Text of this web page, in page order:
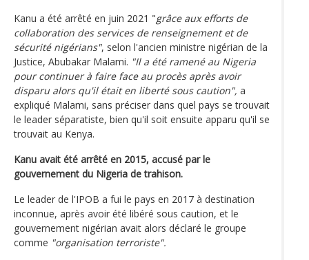
Kanu a été arrêté en juin 2021 "grâce aux efforts de
collaboration des services de renseignement et de
sécurité nigérians", selon l'ancien ministre nigérian de la
Justice, Abubakar Malami. "Il a été ramené au Nigeria
pour continuer à faire face au procès après avoir
disparu alors qu'il était en liberté sous caution", a
expliqué Malami, sans préciser dans quel pays se trouvait
le leader séparatiste, bien qu'il soit ensuite apparu qu'il se
trouvait au Kenya.
Kanu avait été arrêté en 2015, accusé par le
gouvernement du Nigeria de trahison.
Le leader de l'IPOB a fui le pays en 2017 à destination
inconnue, après avoir été libéré sous caution, et le
gouvernement nigérian avait alors déclaré le groupe
comme "organisation terroriste".